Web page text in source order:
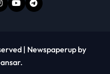
| Newspaperup by
.